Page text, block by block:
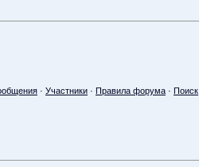
· Участники · Правила форума · Поиск